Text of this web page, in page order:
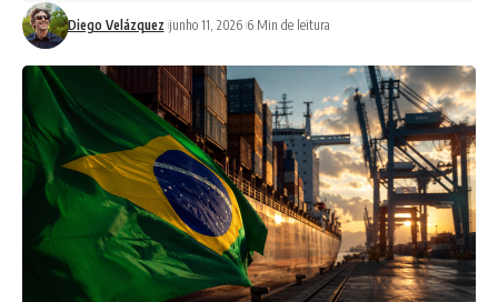
Diego Velázquez junho 11, 2026 6 Min de leitura